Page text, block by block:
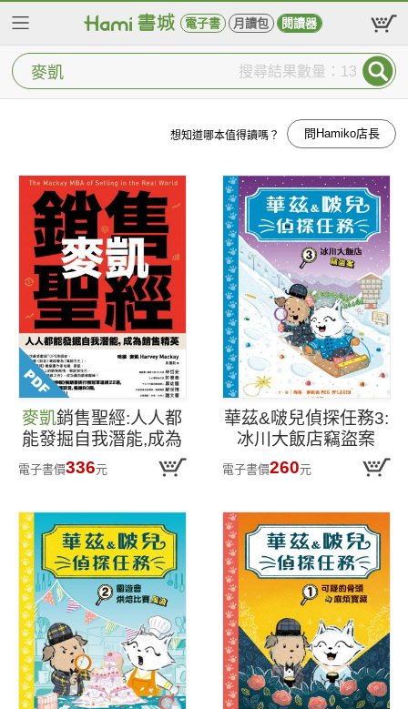
電子書 月讀包 閱讀器
搜尋結果數量：13
想知道哪本值得讀嗎？ 問Hamiko店長
麥凱銷售聖經:人人都
能發掘自我潛能,成為
銷售精英
電子書價336元
華茲&啵兒偵探任務3:
冰川大飯店竊盜案
電子書價260元